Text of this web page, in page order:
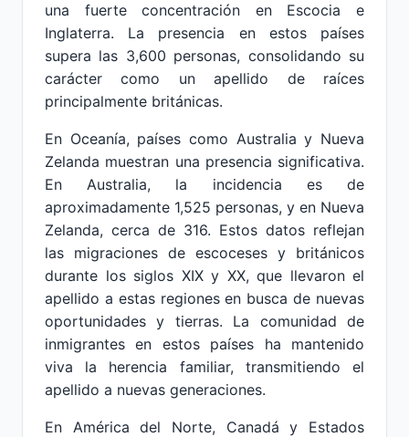
una fuerte concentración en Escocia e
Inglaterra. La presencia en estos países
supera las 3,600 personas, consolidando su
carácter como un apellido de raíces
principalmente británicas.
En Oceanía, países como Australia y Nueva
Zelanda muestran una presencia significativa.
En Australia, la incidencia es de
aproximadamente 1,525 personas, y en Nueva
Zelanda, cerca de 316. Estos datos reflejan
las migraciones de escoceses y británicos
durante los siglos XIX y XX, que llevaron el
apellido a estas regiones en busca de nuevas
oportunidades y tierras. La comunidad de
inmigrantes en estos países ha mantenido
viva la herencia familiar, transmitiendo el
apellido a nuevas generaciones.
En América del Norte, Canadá y Estados